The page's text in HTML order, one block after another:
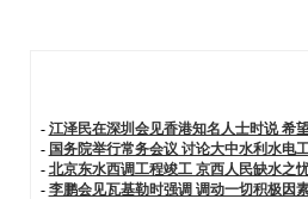
- 江泽民在深圳会见香港知名人士时说 希
- 国务院举行常务会议 讨论大中水利水电
- 北京东水西调工程竣工 京西人民缺水之
- 李鹏会见瓦基勒时强调 调动一切积极